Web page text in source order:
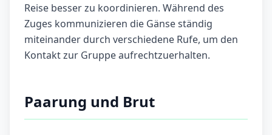
Reise besser zu koordinieren. Während des
Zuges kommunizieren die Gänse ständig
miteinander durch verschiedene Rufe, um den
Kontakt zur Gruppe aufrechtzuerhalten.
Paarung und Brut